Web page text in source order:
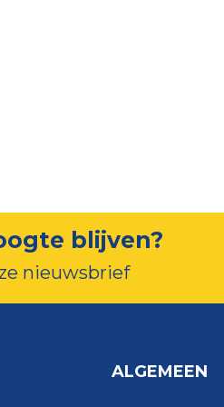
blijven?
nieuwsbrief
ALGEMEEN